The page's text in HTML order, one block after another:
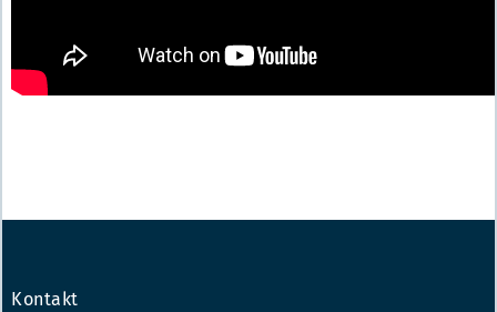
Kontakt